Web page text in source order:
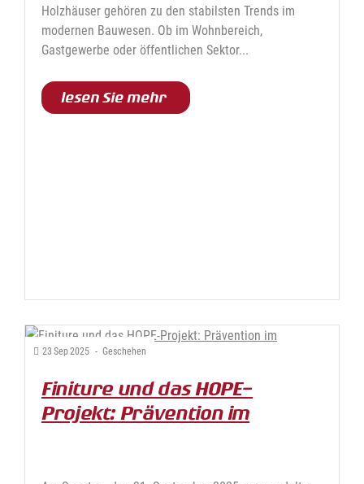
Holzhäuser gehören zu den stabilsten Trends im
modernen Bauwesen. Ob im Wohnbereich,
Gastgewerbe oder öffentlichen Sektor...
lesen Sie mehr
23Sep2025 - Geschehen
Finiture und das HOPE-
Projekt: Prävention im